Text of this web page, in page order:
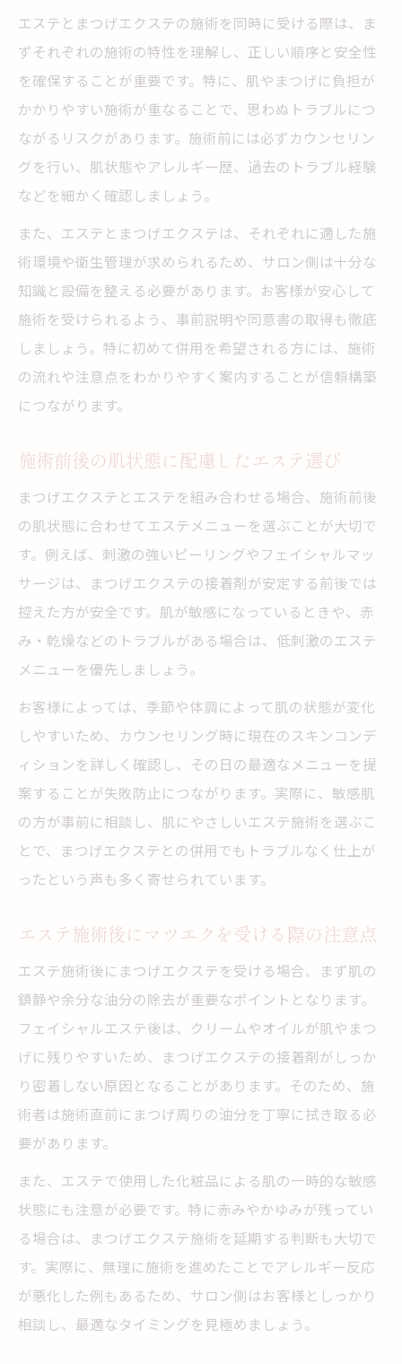
美容師法に基づくエステとマツエクの違い
無資格施術による法的リスクの実例紹介
エステ業界で守るべき法的ルールとは
安全にエステとマツエクを組み合わせる方法
エステとまつげエクステの安全な組み合わ
せ方
施術順序を工夫したエステサロンの工夫例
まつげエクステ施術前後の肌ケアポイント
エステ施術とマツエク同時利用のトラブル
回避策
カウンセリングで確認すべき安全ポイント
エステとまつげエクステ両方に強いサロン
まつげエクステ併用に適したエステの見極
エステ選びで注目すべき衛生管理のポイン
ト
カウンセリング重視のエステサロンの探し
方
エステとマツエク利用時の安全対策を確認
マツエクが向かない人の特徴とカウンセリング
対策
エステとまつげエクステが不向きな方の特
徴
マツエク施術が難しい体質を見抜く方法
アレルギーなどリスク回避のカウンセリン
グ
まつげエクステ施術前に行うべき安全確認
無資格施術が招くリスクと法的ペナルティ
マツエク違法営業を避ける正しい知識
エステ施術者が守るべき法令と罰則
まつげエクステ施術の違法事例の注意点
エステとまつげエクステの施術を同時に受ける際は、ま
ずそれぞれの施術の特性を理解し、正しい順序と安全性
を確保することが重要です。特に、肌やまつげに負担が
かかりやすい施術が重なることで、思わぬトラブルにつ
ながるリスクがあります。施術前には必ずカウンセリン
グを行い、肌状態やアレルギー歴、過去のトラブル経験
などを細かく確認しましょう。
また、エステとまつげエクステは、それぞれに適した施
術環境や衛生管理が求められるため、サロン側は十分な
知識と設備を整える必要があります。お客様が安心して
施術を受けられるよう、事前説明や同意書の取得も徹底
しましょう。特に初めて併用を希望される方には、施術
の流れや注意点をわかりやすく案内することが信頼構築
につながります。
施術前後の肌状態に配慮したエステ選び
まつげエクステとエステを組み合わせる場合、施術前後
の肌状態に合わせてエステメニューを選ぶことが大切で
す。例えば、刺激の強いピーリングやフェイシャルマッ
サージは、まつげエクステの接着剤が安定する前後では
控えた方が安全です。肌が敏感になっているときや、赤
み・乾燥などのトラブルがある場合は、低刺激のエステ
メニューを優先しましょう。
お客様によっては、季節や体調によって肌の状態が変化
しやすいため、カウンセリング時に現在のスキンコンデ
ィションを詳しく確認し、その日の最適なメニューを提
案することが失敗防止につながります。実際に、敏感肌
の方が事前に相談し、肌にやさしいエステ施術を選ぶこ
とで、まつげエクステとの併用でもトラブルなく仕上が
ったという声も多く寄せられています。
エステ施術後にマツエクを受ける際の注意点
エステ施術後にまつげエクステを受ける場合、まず肌の
鎮静や余分な油分の除去が重要なポイントとなります。
フェイシャルエステ後は、クリームやオイルが肌やまつ
げに残りやすいため、まつげエクステの接着剤がしっか
り密着しない原因となることがあります。そのため、施
術者は施術直前にまつげ周りの油分を丁寧に拭き取る必
要があります。
また、エステで使用した化粧品による肌の一時的な敏感
状態にも注意が必要です。特に赤みやかゆみが残ってい
る場合は、まつげエクステ施術を延期する判断も大切で
す。実際に、無理に施術を進めたことでアレルギー反応
が悪化した例もあるため、サロン側はお客様としっかり
相談し、最適なタイミングを見極めましょう。